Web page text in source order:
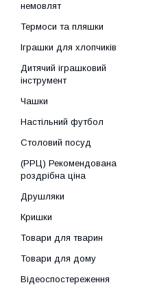
немовлят
Термоси та пляшки
Іграшки для хлопчиків
Дитячий іграшковий
інструмент
Чашки
Настільний футбол
Столовий посуд
(РРЦ) Рекомендована
роздрібна ціна
Друшляки
Кришки
Товари для тварин
Товари для дому
Відеоспостереження